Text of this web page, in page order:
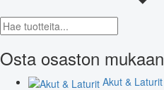
Osta osaston mukaan
Akut & Laturit